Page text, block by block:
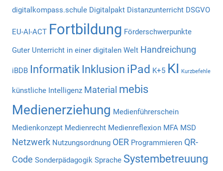
digitalkompass.schule Digitalpakt Distanzunterricht DSGVO
EU-AI-ACT Fortbildung Förderschwerpunkte
Guter Unterricht in einer digitalen Welt Handreichung
iBDB Informatik Inklusion iPad K+5 KI Kurzbefehle
künstliche Intelligenz Material mebis
Medienerziehung Medienführerschein
Medienkonzept Medienrecht Medienreflexion MFA MSD
Netzwerk Nutzungsordnung OER Programmieren QR-
Code Sonderpädagogik Sprache Systembetreuung